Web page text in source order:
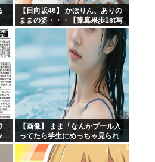
【日向坂46】 かほりん、ありの
ままの姿・・・【藤嶌果歩1st写
真集】
【画像】 まま「なんかプール入
ってたら学生にめっちゃ見られ
たw」